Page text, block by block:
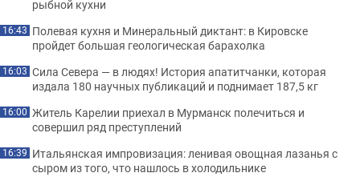
рыбной кухни
16:43 Полевая кухня и Минеральный диктант: в Кировске
пройдет большая геологическая барахолка
16:03 Сила Севера — в людях! История апатитчанки, которая
издала 180 научных публикаций и поднимает 187,5 кг
16:00 Житель Карелии приехал в Мурманск полечиться и
совершил ряд преступлений
16:39 Итальянская импровизация: ленивая овощная лазанья с
сыром из того, что нашлось в холодильнике